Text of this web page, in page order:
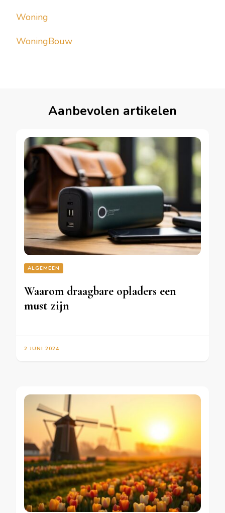
Woning
WoningBouw
Aanbevolen artikelen
ALGEMEEN
Waarom draagbare opladers een
must zijn
2 JUNI 2024